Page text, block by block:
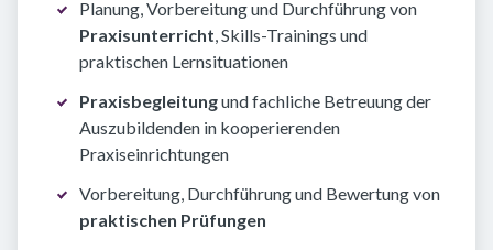
Planung, Vorbereitung und Durchführung von
Praxisunterricht, Skills-Trainings und
praktischen Lernsituationen
Praxisbegleitungund fachliche Betreuung der
Auszubildenden in kooperierenden
Praxiseinrichtungen
Vorbereitung, Durchführung und Bewertung von
praktischen Prüfungen